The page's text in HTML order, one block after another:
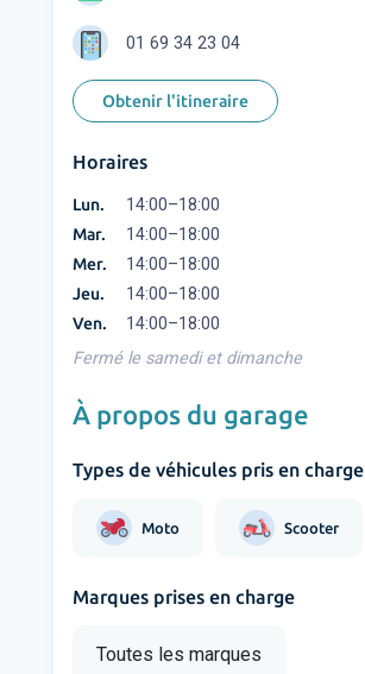
01 69 34 23 04
Obtenir l'itineraire
Horaires
Lun. 14:00–18:00
Mar. 14:00–18:00
Mer. 14:00–18:00
Jeu. 14:00–18:00
Ven.
14:00–18:00
Fermé le samedi et dimanche
À propos du garage
Types de véhicules pris en charge
Moto Scooter
Marques prises en charge
Toutes les marques